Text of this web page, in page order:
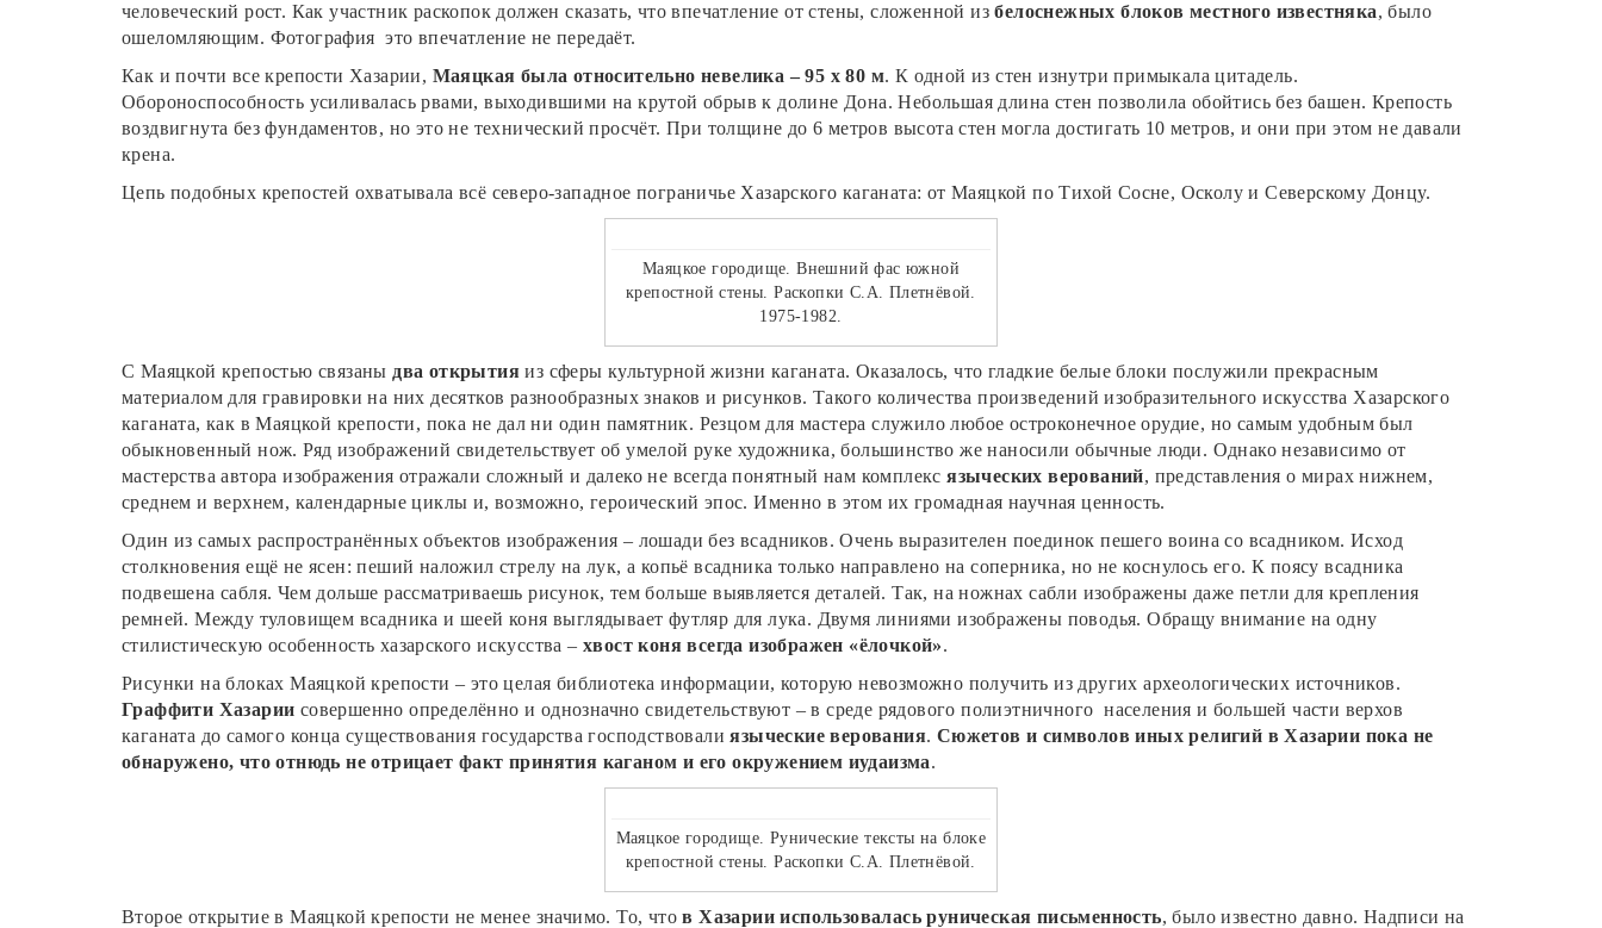
человеческий рост. Как участник раскопок должен сказать, что впечатление от стены, сложенной избелоснежных блоков местного известняка, было
ошеломляющим. Фотография это впечатление не передаёт.
Как и почти все крепости Хазарии, Маяцкая была относительно невелика – 95 х 80 м. К одной из стен изнутри примыкала цитадель.
Обороноспособность усиливалась рвами, выходившими на крутой обрыв к долине Дона. Небольшая длина стен позволила обойтись без башен. Крепость
воздвигнута без фундаментов, но это не технический просчёт. При толщине до 6 метров высота стен могла достигать 10 метров, и они при этом не давали
крена.
Цепь подобных крепостей охватывала всё северо-западное пограничье Хазарского каганата: от Маяцкой по Тихой Сосне, Осколу и Северскому Донцу.
Маяцкое городище. Внешний фас южной
крепостной стены. Раскопки С.А. Плетнёвой.
1975-1982.
С Маяцкой крепостью связаны два открытия из сферы культурной жизни каганата. Оказалось, что гладкие белые блоки послужили прекрасным
материалом для гравировки на них десятков разнообразных знаков и рисунков. Такого количества произведений изобразительного искусства Хазарского
каганата, как в Маяцкой крепости, пока не дал ни один памятник. Резцом для мастера служило любое остроконечное орудие, но самым удобным был
обыкновенный нож. Ряд изображений свидетельствует об умелой руке художника, большинство же наносили обычные люди. Однако независимо от
мастерства автора изображения отражали сложный и далеко не всегда понятный нам комплексязыческих верований, представления о мирах нижнем,
среднем и верхнем, календарные циклы и, возможно, героический эпос. Именно в этом их громадная научная ценность.
Один из самых распространённых объектов изображения – лошади без всадников. Очень выразителен поединок пешего воина со всадником. Исход
столкновения ещё не ясен: пеший наложил стрелу на лук, а копьё всадника только направлено на соперника, но не коснулось его. К поясу всадника
подвешена сабля. Чем дольше рассматриваешь рисунок, тем больше выявляется деталей. Так, на ножнах сабли изображены даже петли для крепления
ремней. Между туловищем всадника и шеей коня выглядывает футляр для лука. Двумя линиями изображены поводья. Обращу внимание на одну
стилистическую особенность хазарского искусства – хвост коня всегда изображен «ёлочкой».
Рисунки на блоках Маяцкой крепости – это целая библиотека информации, которую невозможно получить из других археологических источников.
Граффити Хазарии совершенно определённо и однозначно свидетельствуют – в среде рядового полиэтничного населения и большей части верхов
каганата до самого конца существования государства господствовалиязыческие верования. Сюжетов и символов иных религий в Хазарии пока не
обнаружено, что отнюдь не отрицает факт принятия каганом и его окружением иудаизма.
Маяцкое городище. Рунические тексты на блоке
крепостной стены. Раскопки С.А. Плетнёвой.
Второе открытие в Маяцкой крепости не менее значимо. То, чтов Хазарии использовалась руническая письменность, было известно давно. Надписи на